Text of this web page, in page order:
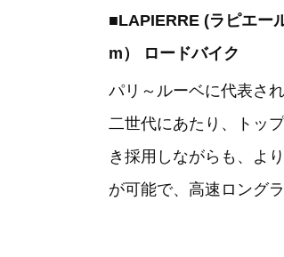
■LAPIERRE (ラピエー
m） ロードバイク
パリ～ルーベに代表さ
二世代にあたり、トッ
き採用しながらも、よ
が可能で、高速ロング